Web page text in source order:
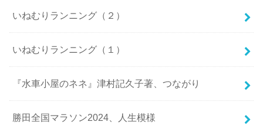
いねむりランニング（２）
いねむりランニング（１）
『水車小屋のネネ』津村記久子著、つながり
勝田全国マラソン2024、人生模様